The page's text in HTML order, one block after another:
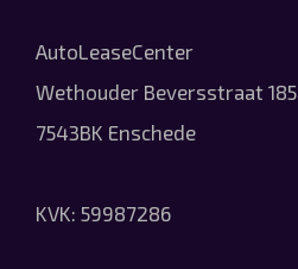
AutoLeaseCenter
Wethouder Beversstraat 185
7543BK Enschede
KVK: 59987286